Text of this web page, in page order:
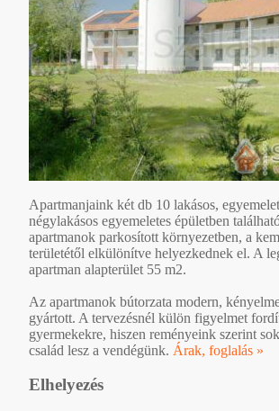
Apartmanjaink két db 10 lakásos,
négylakásos egyemeletes épületben
apartmanok parkosított környezetben, a
területétől elkülönítve helyezkednek el. A
apartman alapterület 55 m2.
Az apartmanok bútorzata modern,
gyártott. A tervezésnél külön figyelmet
gyermekekre, hiszen reményeink szerint
család lesz a vendégünk. Árak, foglalás »
Elhelyezés